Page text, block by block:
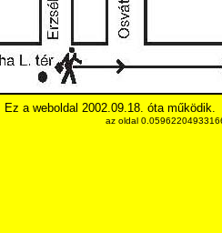
Ez a weboldal 2002.09.18. óta működik.
az oldal